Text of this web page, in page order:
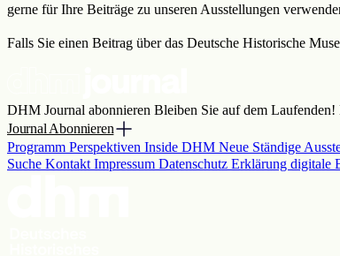
gerne für Ihre Beiträge zu unseren Ausstellungen
Falls Sie einen Beitrag über das Deutsche Historische
DHM Journal abonnieren Bleiben Sie auf dem
Journal Abonnieren
Programm Perspektiven Inside DHM Neue Ständige
Suche Kontakt Impressum Datenschutz Erklärung digitale